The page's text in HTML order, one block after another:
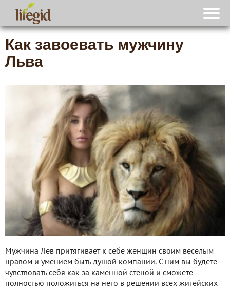
Как завоевать мужчину
Льва
Мужчина Лев притягивает к себе женщин своим весёлым
нравом и умением быть душой компании. С ним вы будете
чувствовать себя как за каменной стеной и сможете
полностью положиться на него в решении всех житейских